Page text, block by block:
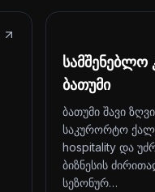
სამშენებლო
ბათუმი
ბათუმი შავი
საკურორტო
hospitality და
ბიზნესის
სეზონურ…